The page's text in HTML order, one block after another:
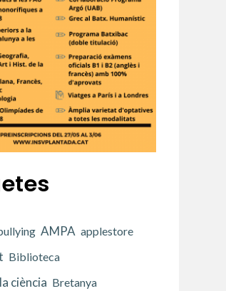
AMPA applestore
Biblioteca
ciència Bretanya